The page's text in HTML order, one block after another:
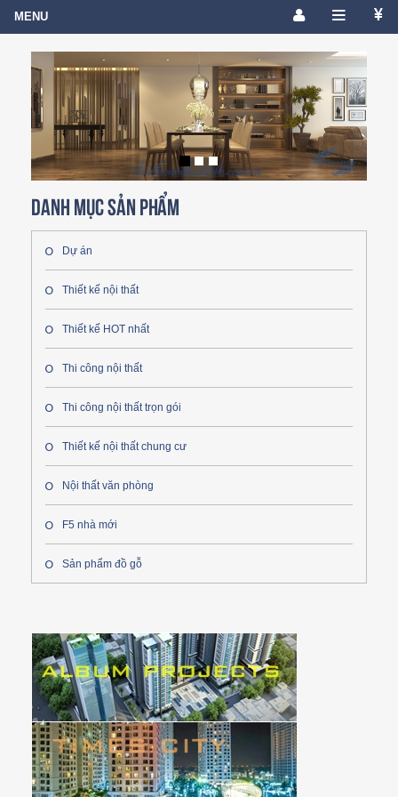
Danh mục sản phẩm
Dự án
Thiết kế nội thất
Thiết kế HOT nhất
Thi công nội thất
Thi công nội thất trọn gói
Thiết kế nội thất chung cư
Nội thất văn phòng
F5 nhà mới
Sản phẩm đồ gỗ